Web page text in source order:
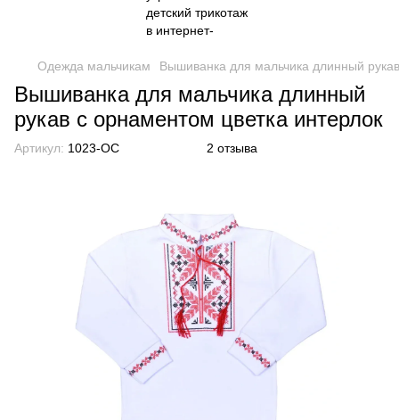
Одежда мальчикам Вышиванка для мальчика длинный
Вышиванка для мальчика длинный
рукав с орнаментом цветка интерлок
Артикул: 1023-OC 2 отзыва